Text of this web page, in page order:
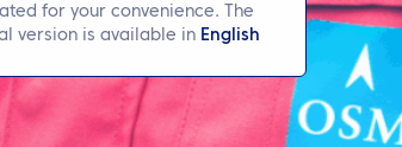
for your convenience. The
version is available in English